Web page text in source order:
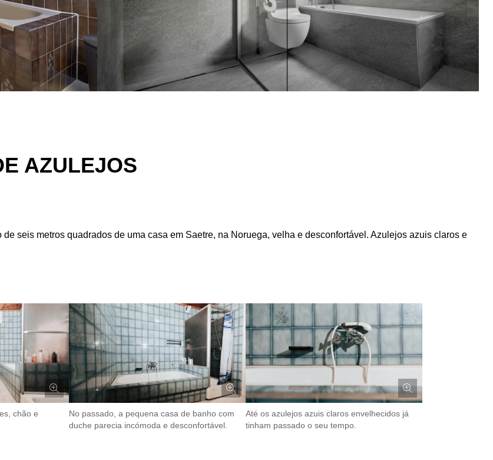
AZULEJOS
seis metros quadrados de uma casa em Saetre, na Noruega, velha e desconfortável. Azulejos azuis claros e
chão e
No passado, a pequena casa de banho com
duche parecia incómoda e desconfortável.
Até os azulejos azuis claros envelhecidos já
tinham passado o seu tempo.